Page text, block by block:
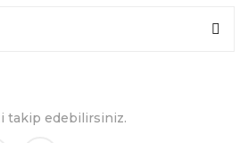
takip edebilirsiniz.